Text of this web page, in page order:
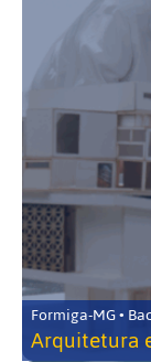
Formiga-MG •
Arquitetura